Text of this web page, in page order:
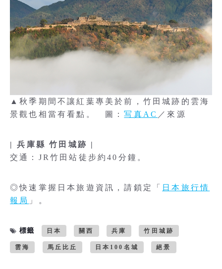
▲秋季期間不讓紅葉專美於前，竹田城跡的雲海
景觀也相當有看點。 圖：写真AC ／來源
| 兵庫縣 竹田城跡 |
交通：JR竹田站徒步約40分鐘。
◎快速掌握日本旅遊資訊，請鎖定「
日本旅行情
報局 」。
標籤 日本 關西 兵庫 竹田城跡
雲海 馬丘比丘 日本100名城 絕景